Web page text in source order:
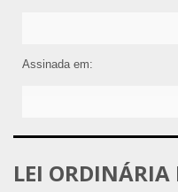
Assinada em:
LEI